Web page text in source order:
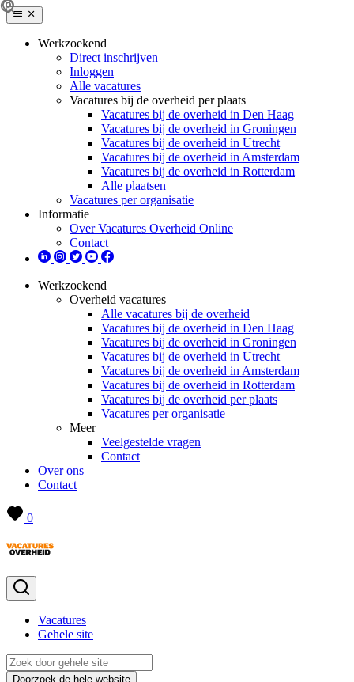
Werkzoekend
Direct inschrijven
Inloggen
Alle vacatures
Vacatures bij de overheid per plaats
Vacatures bij de overheid in Den Haag
Vacatures bij de overheid in Groningen
Vacatures bij de overheid in Utrecht
Vacatures bij de overheid in Amsterdam
Vacatures bij de overheid in Rotterdam
Alle plaatsen
Vacatures per organisatie
Informatie
Over Vacatures Overheid Online
Contact
Werkzoekend
Overheid vacatures
Alle vacatures bij de overheid
Vacatures bij de overheid in Den Haag
Vacatures bij de overheid in Groningen
Vacatures bij de overheid in Utrecht
Vacatures bij de overheid in Amsterdam
Vacatures bij de overheid in Rotterdam
Vacatures bij de overheid per plaats
Vacatures per organisatie
Meer
Veelgestelde vragen
Contact
Over ons
Contact
0
Vacatures
Gehele site